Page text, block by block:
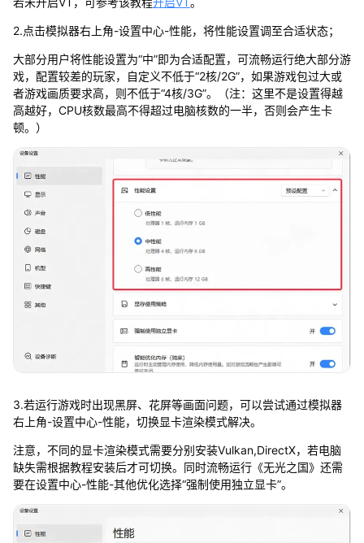
2.点击模拟器右上角-设置中心-性能，将性能设置调至合适状态；
大部分用户将性能设置为“中”即为合适配置，可流畅运行绝大部分游
戏，配置较差的玩家，自定义不低于“2核/2G”，如果游戏包过大或
者游戏画质要求高，则不低于“4核/3G”。（注：这里不是设置得越
高越好，CPU核数最高不得超过电脑核数的一半，否则会产生卡
顿。）
3.若运行游戏时出现黑屏、花屏等画面问题，可以尝试通过模拟器
右上角-设置中心-性能，切换显卡渲染模式解决。
注意，不同的显卡渲染模式需要分别安装Vulkan,DirectX，若电脑
缺失需根据教程安装后才可切换。同时流畅运行《无光之国》还需
要在设置中心-性能-其他优化选择“强制使用独立显卡”。